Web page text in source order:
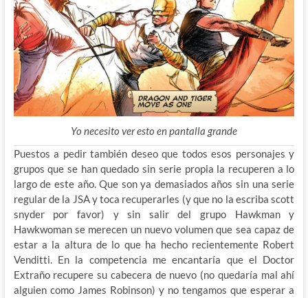
Yo necesito ver esto en pantalla grande
Puestos a pedir también deseo que todos esos personajes y
grupos que se han quedado sin serie propia la recuperen a lo
largo de este año. Que son ya demasiados años sin una serie
regular de la JSA y toca recuperarles (y que no la escriba scott
snyder por favor) y sin salir del grupo Hawkman y
Hawkwoman se merecen un nuevo volumen que sea capaz de
estar a la altura de lo que ha hecho recientemente Robert
Venditti. En la competencia me encantaría que el Doctor
Extraño recupere su cabecera de nuevo (no quedaría mal ahí
alguien como James Robinson) y no tengamos que esperar a